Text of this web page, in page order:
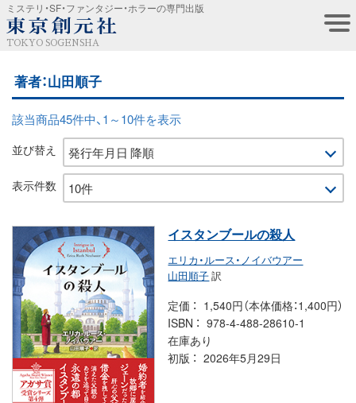
ミステリ・SF・ファンタジー・ホラーの専門出版
TOKYO SOGENSHA
著者：山田順子
該当商品45件中、1～10件を表示
並び替え
表示件数
イスタンブールの殺人
エリカ・ルース・ノイバウアー
山田順子訳
定価
1,540円（本体価格：1,400円）
ISBN
978-4-488-28610-1
在庫あり
初版
2026年5月29日